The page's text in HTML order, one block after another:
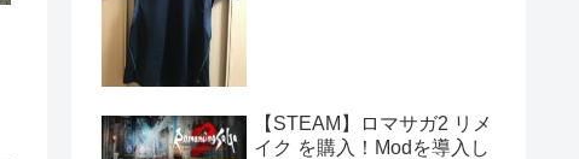
【STEAM】ロマサガ2 リメ
イク を購入！Modを導入し